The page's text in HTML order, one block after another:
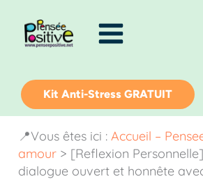
contenu
Kit Anti-Stress GRATUIT
📍Vous êtes ici : Accueil –
amour> [Reflexion
dialogue ouvert et honnête